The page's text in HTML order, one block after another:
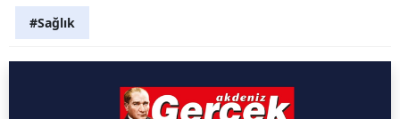
#Sağlık